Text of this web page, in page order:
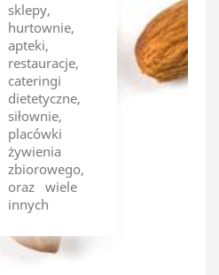
sklepy,
hurtownie,
apteki,
restauracje,
cateringi
dietetyczne,
siłownie,
placówki
żywienia
zbiorowego,
oraz wiele
innych